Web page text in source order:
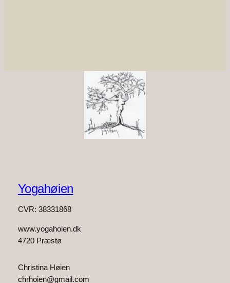
Yogahøien
CVR: 38331868
www.yogahoien.dk
4720 Præstø
Christina Høien
chrhoien@gmail.com